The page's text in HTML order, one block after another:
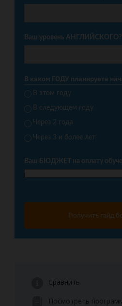
Ваш уровень АНГЛИЙСКОГО?
В каком ГОДУ планируете
В этом году
В следующем году
Через 2 года
Через 3 и более лет
Ваш БЮДЖЕТ на оплату
Получить гайд
Сравнить
Посмотреть